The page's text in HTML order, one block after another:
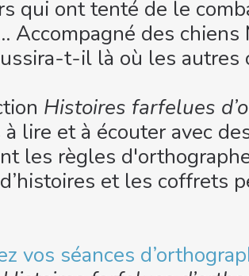
qui ont tenté de le
Accompagné des
t-il là où les autres
Histoires farfelues
lire et à écouter avec
les règles
et les coffrets
vos séances